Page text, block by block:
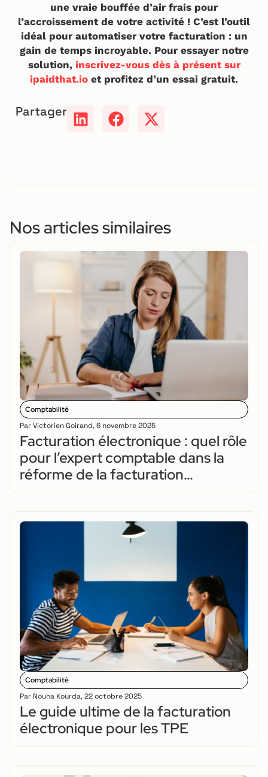
une vraie bouffée d’air frais pour
l’accroissement de votre activité ! C’est l’outil
idéal pour automatiser votre facturation : un
gain de temps incroyable. Pour essayer notre
solution, inscrivez-vous dès à présent sur
ipaidthat.io et profitez d’un essai gratuit.
Partager
Nos articles similaires
Comptabilité
Par Victorien Goirand,6 novembre 2025
Facturation électronique : quel rôle
pour l’expert comptable dans la
réforme de la facturation
Comptabilité
Par Nouha Kourda,22 octobre 2025
Le guide ultime de la facturation
électronique pour les TPE